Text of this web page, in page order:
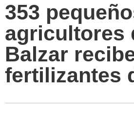
353
agricultores
Balzar
fertilizantes